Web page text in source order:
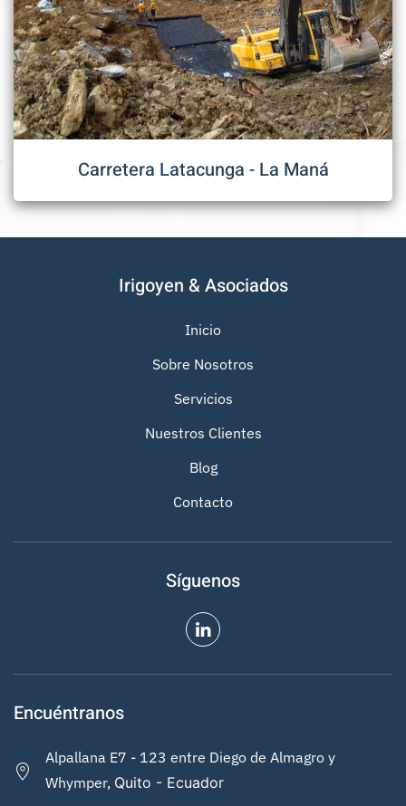
Carretera Latacunga - La Maná
Irigoyen & Asociados
Inicio
Sobre Nosotros
Servicios
Nuestros Clientes
Blog
Contacto
Síguenos
Encuéntranos
Alpallana E7 - 123 entre Diego de Almagro y
Whymper, Quito - Ecuador